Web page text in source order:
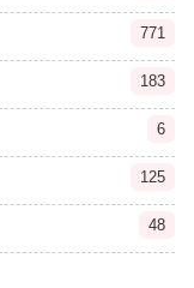
771
183
6
125
48